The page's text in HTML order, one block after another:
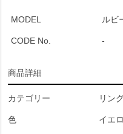
MODEL ルビ
CODE No. -
商品詳細
カテゴリー リン
色 イエ